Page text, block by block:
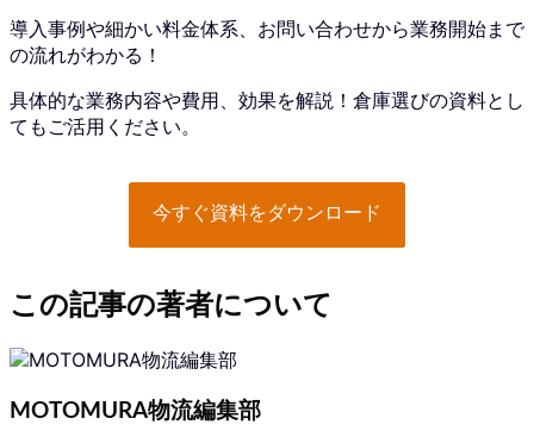
導入事例や細かい料金体系、お問い合わせから業務開始まで
の流れがわかる！
具体的な業務内容や費用、効果を解説！倉庫選びの資料とし
てもご活用ください。
今すぐ資料をダウンロード
この記事の著者について
MOTOMURA物流編集部